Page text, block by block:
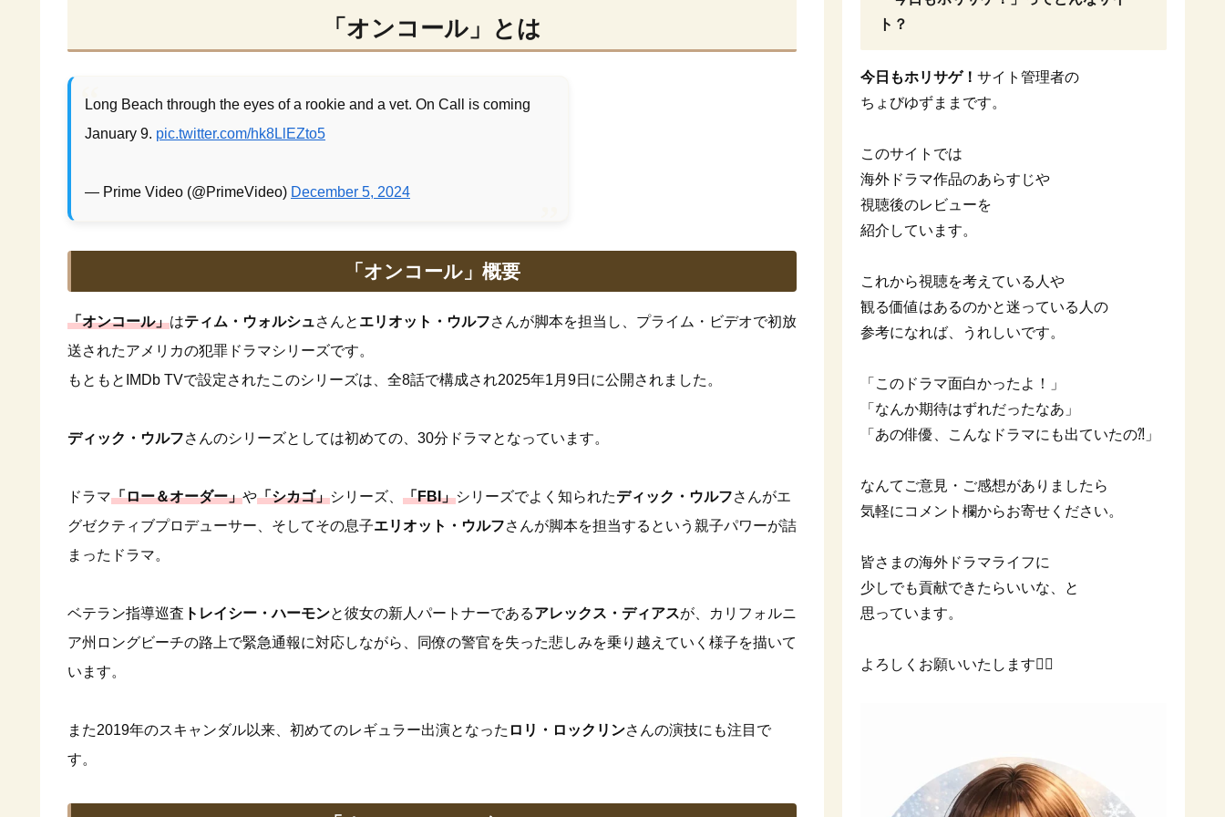
「オンコール」とは
Long Beach through the eyes of a rookie and a vet. On Call is coming
January 9. pic.twitter.com/hk8LlEZto5
— Prime Video (@PrimeVideo) December 5, 2024
「オンコール」概要
「オンコール」はティム・ウォルシュさんと エリオット・ウルフさんが脚本を担当し、プライム・ビデオで初放
送されたアメリカの犯罪ドラマシリーズです。
もともとIMDb TVで設定されたこのシリーズは、全8話で構成され2025年1月9日に公開されました。
ディック・ウルフさんのシリーズとしては初めての、30分ドラマとなっています。
ドラマ「ロー＆オーダー」や「シカゴ」シリーズ、 「FBI」シリーズでよく知られたディック・ウルフさんがエ
グゼクティブプロデューサー、そしてその息子エリオット・ウルフさんが脚本を担当するという親子パワーが詰
まったドラマ。
ベテラン指導巡査 トレイシー・ハーモンと彼女の新人パートナーであるアレックス・ディアスが、カリフォルニ
ア州ロングビーチの路上で緊急通報に対応しながら、同僚の警官を失った悲しみを乗り越えていく様子を描いて
います。
また2019年のスキャンダル以来、初めてのレギュラー出演となった ロリ・ロックリンさんの演技にも注目で
す。
ト？
今日もホリサゲ！ サイト管理者の
ちょびゆずままです。
このサイトでは
海外ドラマ作品のあらすじや
視聴後のレビューを
紹介しています。
これから視聴を考えている人や
観る価値はあるのかと迷っている人の
参考になれば、うれしいです。
「このドラマ面白かったよ！」
「なんか期待はずれだったなあ」
「あの俳優、こんなドラマにも出ていたの⁈」
なんてご意見・ご感想がありましたら
気軽にコメント欄からお寄せください。
皆さまの海外ドラマライフに
少しでも貢献できたらいいな、と
思っています。
よろしくお願いいたします🙇‍♀️